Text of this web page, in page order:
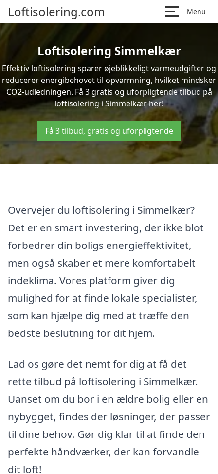
Loftisolering.com Menu
Loftisolering Simmelkær
Effektiv loftisolering sparer øjeblikkeligt varmeudgifter og
reducerer energibehovet til opvarmning, hvilket mindsker
CO2-udledningen. Få 3 gratis og uforpligtende tilbud på
loftisolering i Simmelkær her!
Få 3 tilbud, gratis og uforpligtende
Overvejer du loftisolering i Simmelkær?
Det er en smart investering, der ikke blot
forbedrer din boligs energieffektivitet,
men også skaber et mere komfortabelt
indeklima. Vores platform giver dig
mulighed for at finde lokale specialister,
som kan hjælpe dig med at træffe den
bedste beslutning for dit hjem.
Lad os gøre det nemt for dig at få det
rette tilbud på loftisolering i Simmelkær.
Uanset om du bor i en ældre bolig eller en
nybygget, findes der løsninger, der passer
til dine behov. Gør dig klar til at finde den
perfekte håndværker, der kan forvandle
dit loft!